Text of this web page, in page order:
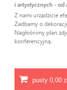
i artystycznych - od
Z nami urządzicie
Zadbamy o
Nagłośnimy plan
konferencyjną.
pusty 0,00